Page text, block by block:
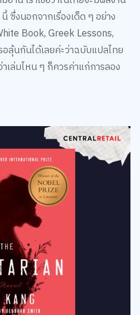
Book, Greek Lessons,
นกันได้เลยค่ะว่าฉบับแปลไทย
เล่มไหน ๆ ก็ควรค่าแก่การลอง